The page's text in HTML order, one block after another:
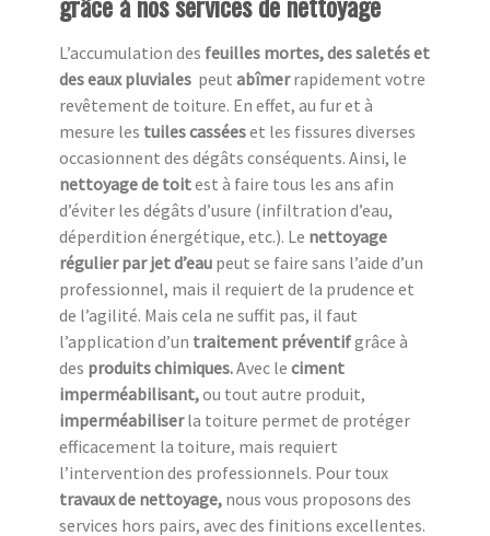
L’accumulation des feuilles mortes, des saletés et
des eaux pluviales peut abîmerrapidement votre
revêtement de toiture. En effet, au fur et à
mesure les tuiles casséeset les fissures diverses
occasionnent des dégâts conséquents. Ainsi, le
nettoyage de toitest à faire tous les ans afin
d’éviter les dégâts d’usure (infiltration d’eau,
déperdition énergétique, etc.). Le nettoyage
régulier par jet d’eau peut se faire sans l’aide d’un
professionnel, mais il requiert de la prudence et
de l’agilité. Mais cela ne suffit pas, il faut
l’application d’un traitement préventifgrâce à
des produits chimiques.Avec le ciment
imperméabilisant,ou tout autre produit,
imperméabiliserla toiture permet de protéger
efficacement la toiture, mais requiert
l’intervention des professionnels. Pour toux
travaux de nettoyage, nous vous proposons des
services hors pairs, avec des finitions excellentes.